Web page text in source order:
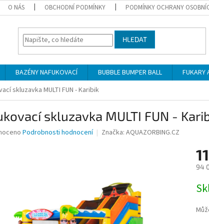
O NÁS OBCHODNÍ PODMÍNKY PODMÍNKY OCHRANY
HLEDAT
BAZÉNY NAFUKOVACÍ BUBBLE BUMPER BALL FUKARY
skluzavka MULTI FUN - Karibik
skluzavka MULTI FUN -
Podrobnosti hodnocení Značka: AQUAZORBING.CZ
94